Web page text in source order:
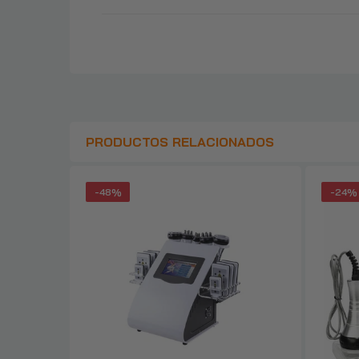
PRODUCTOS RELACIONADOS
-48% -24%